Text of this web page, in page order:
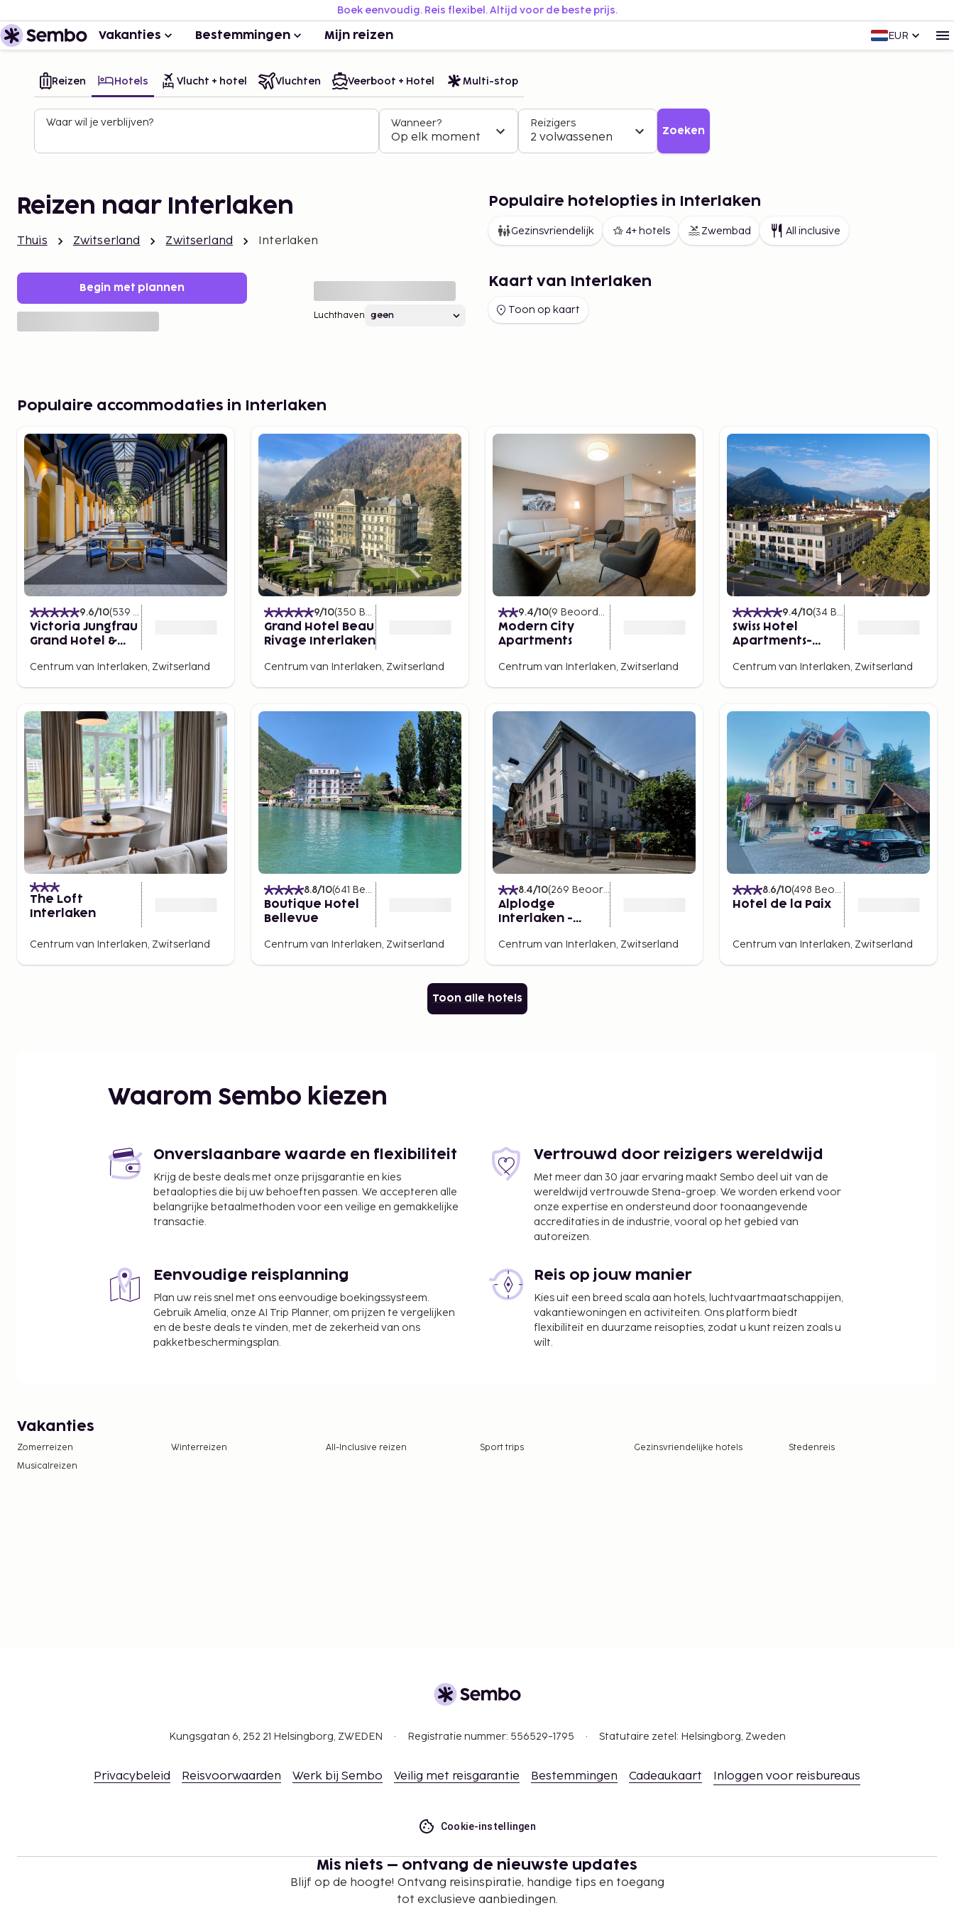
Boek eenvoudig. Reis flexibel. Altijd voor de beste prijs.
Vakanties Bestemmingen Mijn reizen EUR
Reizen Hotels Vlucht + hotel Vluchten Veerboot + Hotel Multi-stop
Waar wil je verblijven? Wanneer?
Op elk moment
Reizigers
2 volwassenen Zoeken
Reizen naar Interlaken
Thuis Zwitserland Zwitserland Interlaken
Begin met plannen
Luchthaven
Populaire hotelopties in Interlaken
Gezinsvriendelijk 4+ hotels Zwembad All inclusive
Kaart van Interlaken
Toon op kaart
Populaire accommodaties in Interlaken
9.6/10(539 Beoordelingen
Victoria Jungfrau
Grand Hotel &
Centrum van Interlaken, Zwitserland
9/10(350 Beoordelingen
Grand Hotel Beau
Rivage Interlaken
Centrum van Interlaken, Zwitserland
9.4/10(9 Beoordelingen
Modern City
Apartments
Centrum van Interlaken, Zwitserland
9.4/10(34 Beoordelingen
Swiss Hotel
Apartments-
Centrum van Interlaken, Zwitserland
The Loft
Interlaken
Centrum van Interlaken, Zwitserland
8.8/10(641 Beoordelingen
Boutique Hotel
Bellevue
Centrum van Interlaken, Zwitserland
8.4/10(269 Beoordelingen
Alplodge
Interlaken -
Centrum van Interlaken, Zwitserland
8.6/10(498 Beoordelingen
Hotel de la Paix
Centrum van Interlaken, Zwitserland
Toon alle hotels
Waarom Sembo kiezen
Onverslaanbare waarde en flexibiliteit
Krijg de beste deals met onze prijsgarantie en kies
betaalopties die bij uw behoeften passen. We accepteren alle
belangrijke betaalmethoden voor een veilige en gemakkelijke
transactie.
Vertrouwd door reizigers wereldwijd
Met meer dan 30 jaar ervaring maakt Sembo deel uit van de
wereldwijd vertrouwde Stena-groep. We worden erkend voor
onze expertise en ondersteund door toonaangevende
accreditaties in de industrie, vooral op het gebied van
autoreizen.
Eenvoudige reisplanning
Plan uw reis snel met ons eenvoudige boekingssysteem.
Gebruik Amelia, onze AI Trip Planner, om prijzen te vergelijken
en de beste deals te vinden, met de zekerheid van ons
pakketbeschermingsplan.
Reis op jouw manier
Kies uit een breed scala aan hotels, luchtvaartmaatschappijen,
vakantiewoningen en activiteiten. Ons platform biedt
flexibiliteit en duurzame reisopties, zodat u kunt reizen zoals u
wilt.
Vakanties
Zomerreizen Winterreizen All-Inclusive reizen Sport trips Gezinsvriendelijke hotels
Stedenreis
Musicalreizen
Kungsgatan 6, 252 21 Helsingborg, ZWEDEN Registratie nummer: 556529-1795 Statutaire zetel: Helsingborg, Zweden
Privacybeleid Reisvoorwaarden Werk bij Sembo Veilig met reisgarantie Bestemmingen Cadeaukaart Inloggen voor reisbureaus
Cookie-instellingen
Mis niets – ontvang de nieuwste updates
Blijf op de hoogte! Ontvang reisinspiratie, handige tips en toegang
tot exclusieve aanbiedingen.